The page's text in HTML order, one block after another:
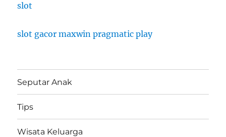
slot
slot gacor maxwin pragmatic play
Seputar Anak
Tips
Wisata Keluarga